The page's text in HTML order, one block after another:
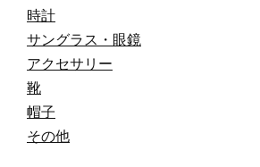
時計
サングラス・眼鏡
アクセサリー
靴
帽子
その他